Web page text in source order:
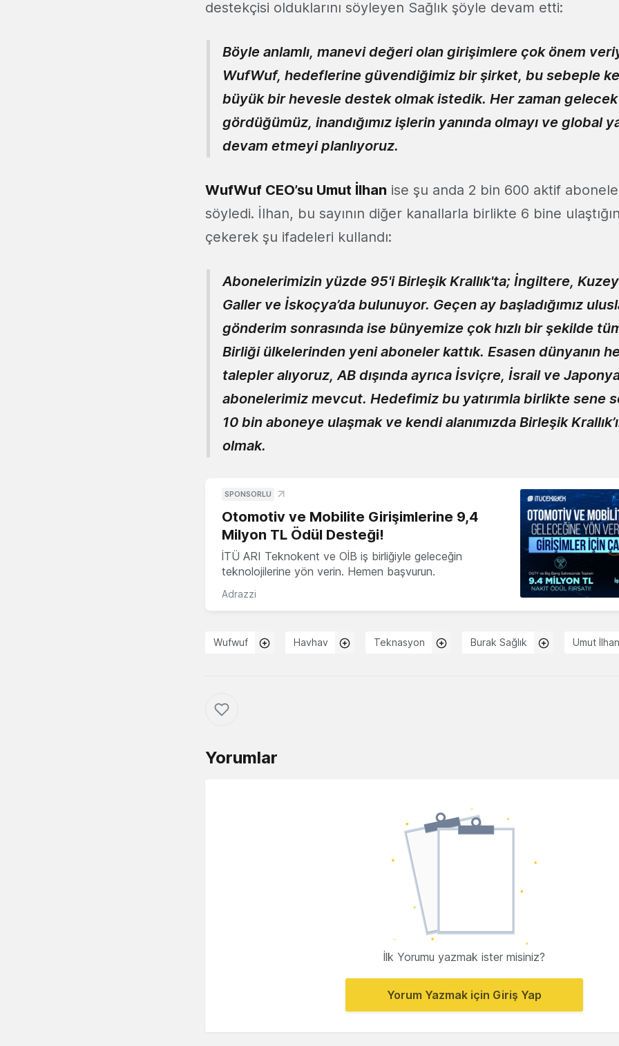
destekçisi olduklarını söyleyen Sağlık şöyle devam etti:
Böyle anlamlı, manevi değeri olan girişimlere çok önem
WufWuf, hedeflerine güvendiğimiz bir şirket, bu sebeple
büyük bir hevesle destek olmak istedik. Her zaman gelecek
gördüğümüz, inandığımız işlerin yanında olmayı ve global
devam etmeyi planlıyoruz.
WufWuf CEO’su Umut İlhan ise şu anda 2 bin 600 aktif
söyledi. İlhan, bu sayının diğer kanallarla birlikte 6 bine
çekerek şu ifadeleri kullandı:
Abonelerimizin yüzde 95'i Birleşik Krallık'ta; İngiltere,
Galler ve İskoçya’da bulunuyor. Geçen ay başladığımız
gönderim sonrasında ise bünyemize çok hızlı bir şekilde
Birliği ülkelerinden yeni aboneler kattık. Esasen dünyanın
talepler alıyoruz, AB dışında ayrıca İsviçre, İsrail ve
abonelerimiz mevcut. Hedefimiz bu yatırımla birlikte sene
10 bin aboneye ulaşmak ve kendi alanımızda Birleşik
olmak.
SPONSORLU
Otomotiv ve Mobilite Girişimlerine 9,4
Milyon TL Ödül Desteği!
İTÜ ARI Teknokent ve OİB iş birliğiyle geleceğin
teknolojilerine yön verin. Hemen başvurun.
Adrazzi
Wufwuf Havhav Teknasyon Burak Sağlık Umut İlhan
Yorumlar
İlk Yorumu yazmak ister misiniz?
Yorum Yazmak için Giriş Yap